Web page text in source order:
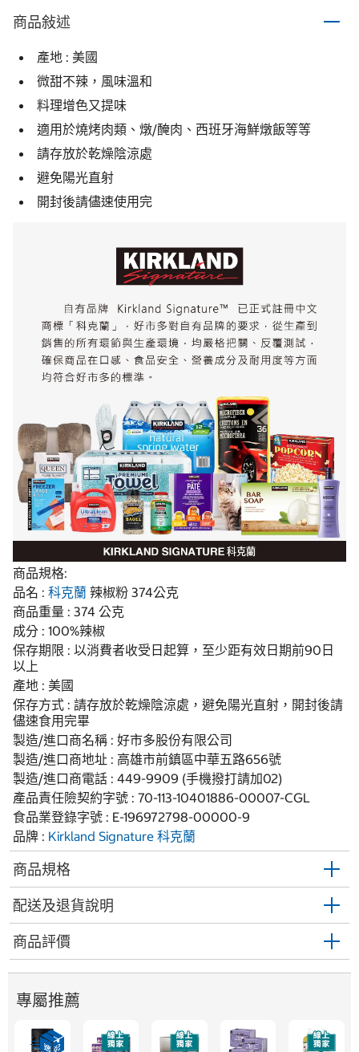
商品敍述
產地 : 美國
微甜不辣，風味溫和
料理增色又提味
適用於燒烤肉類、燉/醃肉、西班牙海鮮燉飯等等
請存放於乾燥陰涼處
避免陽光直射
開封後請儘速使用完
商品規格:
品名 : 科克蘭 辣椒粉 374公克
商品重量 : 374 公克
成分 : 100%辣椒
保存期限 : 以消費者收受日起算，至少距有效日期前90日
以上
產地 : 美國
保存方式 : 請存放於乾燥陰涼處，避免陽光直射，開封後請
儘速食用完畢
製造/進口商名稱 : 好市多股份有限公司
製造/進口商地址 : 高雄市前鎮區中華五路656號
製造/進口商電話 : 449-9909 (手機撥打請加02)
產品責任險契約字號 : 70-113-10401886-00007-CGL
食品業登錄字號 : E-196972798-00000-9
品牌 : Kirkland Signature 科克蘭
商品規格
配送及退貨說明
商品評價
專屬推薦